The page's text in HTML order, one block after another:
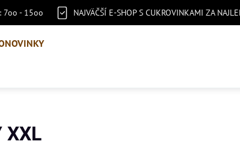
7oo - 15oo NAJVÄČŠÍ E-SHOP S CUKROVINKAMI ZA
XXL